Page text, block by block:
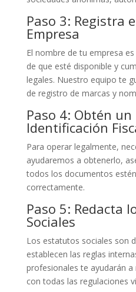
Paso 3: Registra
Empresa
El nombre de tu empresa
de que esté disponible y
legales. Nuestro equipo te
de registro de marcas y
Paso 4: Obtén
Identificación
Para operar legalmente,
ayudaremos a obtenerlo,
todos los documentos
correctamente.
Paso 5: Redacta
Sociales
Los estatutos sociales son
establecen las reglas
profesionales te ayudarán
con todas las regulaciones